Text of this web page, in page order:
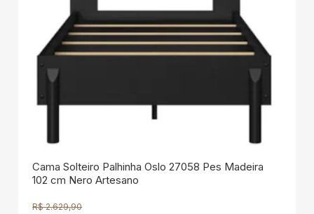
Cama Solteiro Palhinha Oslo 27058 Pes Madeira
102 cm Nero Artesano
R$ 2.629,90